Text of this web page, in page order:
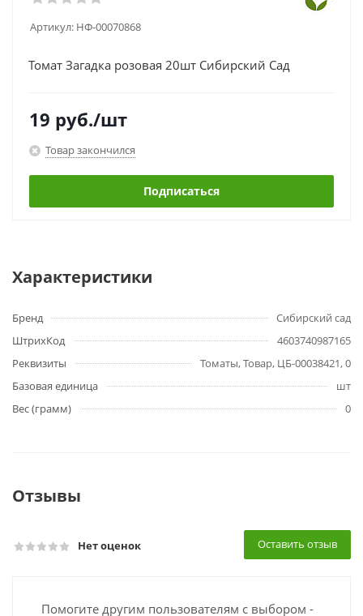
Артикул: НФ-00070868
Томат Загадка розовая 20шт Сибирский Сад
19 руб./шт
Товар закончился
Подписаться
Характеристики
Бренд
Сибирский сад
ШтрихКод
4603740987165
Реквизиты
Томаты, Товар, ЦБ-00038421, 0
Базовая единица
шт
Вес (грамм)
0
Отзывы
Нет оценок Оставить отзыв
Помогите другим пользователям с выбором -